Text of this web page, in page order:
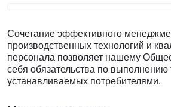
Сочетание эффективного
производственных технологий и
персонала позволяет нашему
себя обязательства по выполнению
устанавливаемых потребителями.